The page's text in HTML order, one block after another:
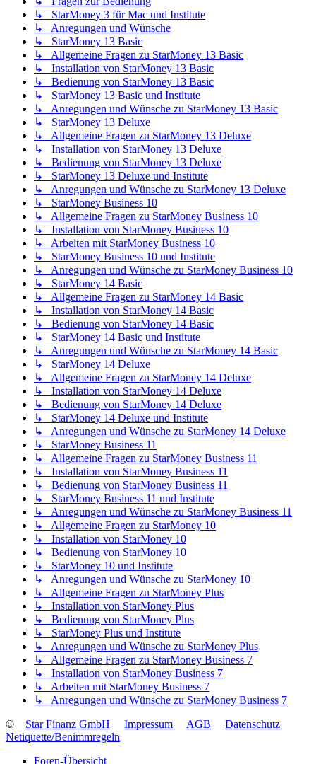
↳ StarMoney 3 für Mac und Institute
↳ Anregungen und Wünsche
↳ StarMoney 13 Basic
↳ Allgemeine Fragen zu StarMoney 13 Basic
↳ Installation von StarMoney 13 Basic
↳ Bedienung von StarMoney 13 Basic
↳ StarMoney 13 Basic und Institute
↳ Anregungen und Wünsche zu StarMoney 13 Basic
↳ StarMoney 13 Deluxe
↳ Allgemeine Fragen zu StarMoney 13 Deluxe
↳ Installation von StarMoney 13 Deluxe
↳ Bedienung von StarMoney 13 Deluxe
↳ StarMoney 13 Deluxe und Institute
↳ Anregungen und Wünsche zu StarMoney 13 Deluxe
↳ StarMoney Business 10
↳ Allgemeine Fragen zu StarMoney Business 10
↳ Installation von StarMoney Business 10
↳ Arbeiten mit StarMoney Business 10
↳ StarMoney Business 10 und Institute
↳ Anregungen und Wünsche zu StarMoney Business 10
↳ StarMoney 14 Basic
↳ Allgemeine Fragen zu StarMoney 14 Basic
↳ Installation von StarMoney 14 Basic
↳ Bedienung von StarMoney 14 Basic
↳ StarMoney 14 Basic und Institute
↳ Anregungen und Wünsche zu StarMoney 14 Basic
↳ StarMoney 14 Deluxe
↳ Allgemeine Fragen zu StarMoney 14 Deluxe
↳ Installation von StarMoney 14 Deluxe
↳ Bedienung von StarMoney 14 Deluxe
↳ StarMoney 14 Deluxe und Institute
↳ Anregungen und Wünsche zu StarMoney 14 Deluxe
↳ StarMoney Business 11
↳ Allgemeine Fragen zu StarMoney Business 11
↳ Installation von StarMoney Business 11
↳ Bedienung von StarMoney Business 11
↳ StarMoney Business 11 und Institute
↳ Anregungen und Wünsche zu StarMoney Business 11
↳ Allgemeine Fragen zu StarMoney 10
↳ Installation von StarMoney 10
↳ Bedienung von StarMoney 10
↳ StarMoney 10 und Institute
↳ Anregungen und Wünsche zu StarMoney 10
↳ Allgemeine Fragen zu StarMoney Plus
↳ Installation von StarMoney Plus
↳ Bedienung von StarMoney Plus
↳ StarMoney Plus und Institute
↳ Anregungen und Wünsche zu StarMoney Plus
↳ Allgemeine Fragen zu StarMoney Business 7
↳ Installation von StarMoney Business 7
↳ Arbeiten mit StarMoney Business 7
↳ Anregungen und Wünsche zu StarMoney Business 7
©
Star Finanz GmbH Impressum AGB
Datenschutz
Netiquette/Benimmregeln
Foren-Übersicht